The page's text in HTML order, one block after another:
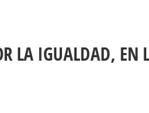
LA IGUALDAD, EN